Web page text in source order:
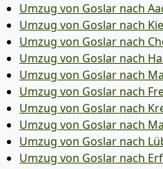
Umzug von Goslar nach
Umzug von Goslar nach
Umzug von Goslar nach
Umzug von Goslar nach
Umzug von Goslar nach
Umzug von Goslar nach
Umzug von Goslar nach
Umzug von Goslar nach
Umzug von Goslar nach
Umzug von Goslar nach